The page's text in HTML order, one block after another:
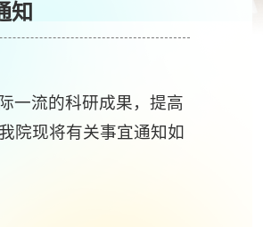
知
一流的科研成果，提高
院现将有关事宜通知如